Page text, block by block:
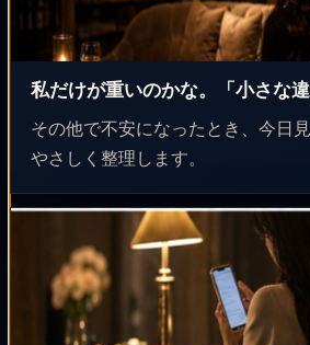
私だけが重いのかな。「小さな
その他で不安になったとき、今日
やさしく整理します。